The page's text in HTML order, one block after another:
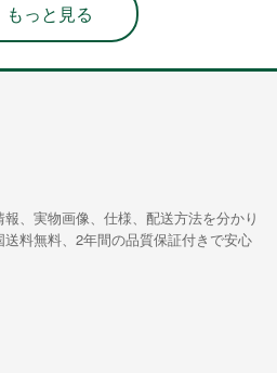
もっと見る
、実物画像、仕様、配送方法を分かり
料無料、2年間の品質保証付きで安心